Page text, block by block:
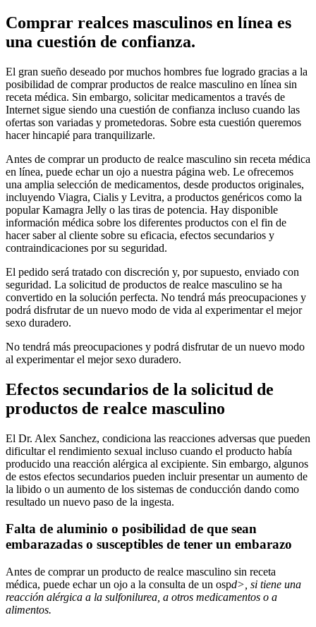
Comprar realces masculinos en línea es
una cuestión de confianza.
El gran sueño deseado por muchos hombres fue logrado gracias a la
posibilidad de comprar productos de realce masculino en línea sin
receta médica. Sin embargo, solicitar medicamentos a través de
Internet sigue siendo una cuestión de confianza incluso cuando las
ofertas son variadas y prometedoras. Sobre esta cuestión queremos
hacer hincapié para tranquilizarle.
Antes de comprar un producto de realce masculino sin receta médica
en línea, puede echar un ojo a nuestra página web. Le ofrecemos
una amplia selección de medicamentos, desde productos originales,
incluyendo Viagra, Cialis y Levitra, a productos genéricos como la
popular Kamagra Jelly o las tiras de potencia. Hay disponible
información médica sobre los diferentes productos con el fin de
hacer saber al cliente sobre su eficacia, efectos secundarios y
contraindicaciones por su seguridad.
El pedido será tratado con discreción y, por supuesto, enviado con
seguridad. La solicitud de productos de realce masculino se ha
convertido en la solución perfecta. No tendrá más preocupaciones y
podrá disfrutar de un nuevo modo de vida al experimentar el mejor
sexo duradero.
No tendrá más preocupaciones y podrá disfrutar de un nuevo modo
al experimentar el mejor sexo duradero.
Efectos secundarios de la solicitud de
productos de realce masculino
El Dr. Alex Sanchez, condiciona las reacciones adversas que pueden
dificultar el rendimiento sexual incluso cuando el producto había
producido una reacción alérgica al excipiente. Sin embargo, algunos
de estos efectos secundarios pueden incluir presentar un aumento de
la libido o un aumento de los sistemas de conducción dando como
resultado un nuevo paso de la ingesta.
Falta de aluminio o posibilidad de que sean
embarazadas o susceptibles de tener un embarazo
Antes de comprar un producto de realce masculino sin receta
médica, puede echar un ojo a la consulta de un ospd>, si tiene una
reacción alérgica a la sulfonilurea, a otros medicamentos o a
alimentos.